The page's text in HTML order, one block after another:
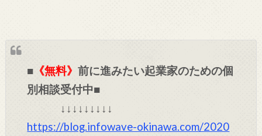
■ 《無料》前に進みたい起業家のための個
別相談受付中■
↓↓↓↓↓↓↓↓↓
https://blog.infowave-okinawa.com/2020